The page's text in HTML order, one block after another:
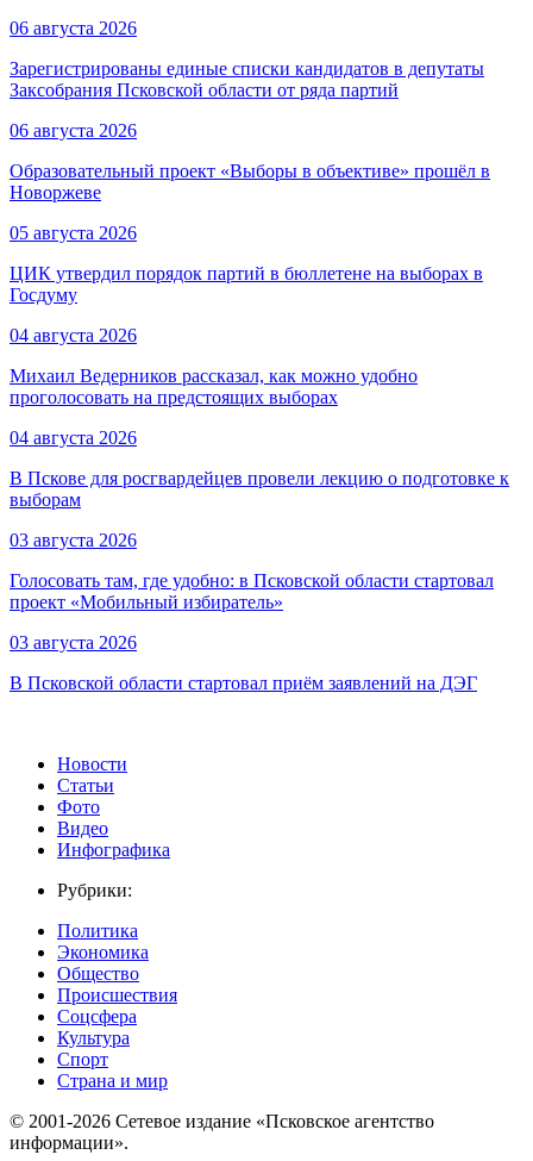
06 августа 2026
Зарегистрированы единые списки кандидатов в депутаты
Заксобрания Псковской области от ряда партий
06 августа 2026
Образовательный проект «Выборы в объективе» прошёл в
Новоржеве
05 августа 2026
ЦИК утвердил порядок партий в бюллетене на выборах в
Госдуму
04 августа 2026
Михаил Ведерников рассказал, как можно удобно
проголосовать на предстоящих выборах
04 августа 2026
В Пскове для росгвардейцев провели лекцию о подготовке к
выборам
03 августа 2026
Голосовать там, где удобно: в Псковской области стартовал
проект «Мобильный избиратель»
03 августа 2026
В Псковской области стартовал приём заявлений на ДЭГ
Новости
Статьи
Фото
Видео
Инфографика
Рубрики:
Политика
Экономика
Общество
Происшествия
Соцсфера
Культура
Спорт
Страна и мир
© 2001-2026 Сетевое издание «Псковское агентство
информации».